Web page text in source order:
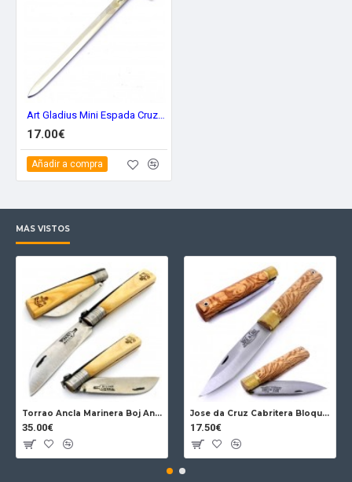
17.00€
Añadir a compra
MÁS VISTOS
Torrao Ancla Marinera Boj Ancla Bloqueo
35.00€
Jose da Cruz Cabritera Bloqueo Encina Carbono
17.50€